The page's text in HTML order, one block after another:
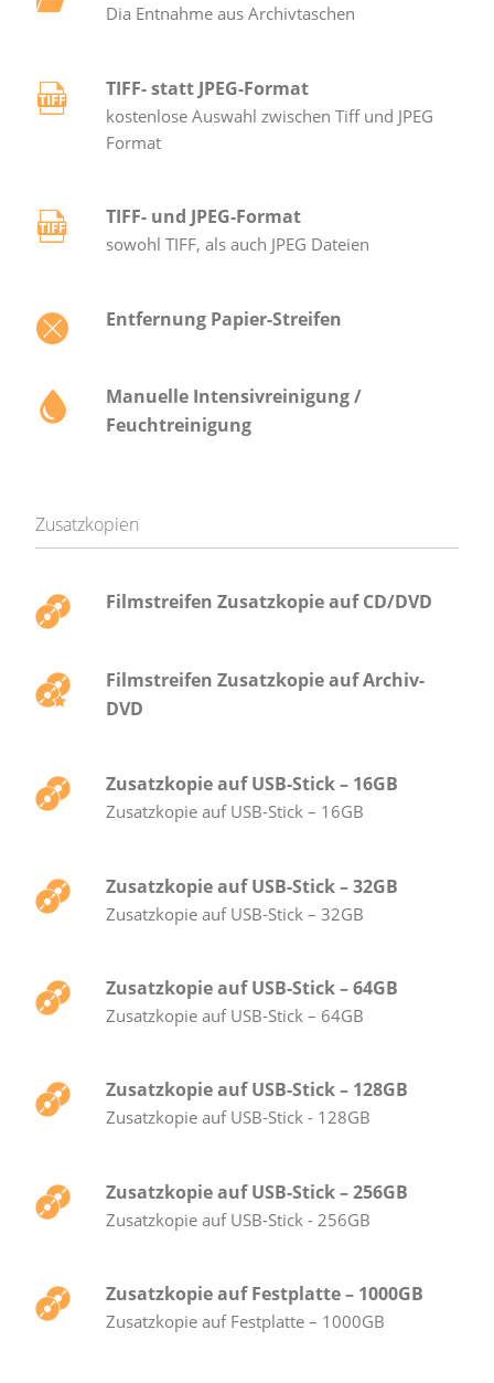
Dia Entnahme aus Archivtaschen
TIFF- statt JPEG-Format
kostenlose Auswahl zwischen Tiff und JPEG
Format
TIFF- und JPEG-Format
sowohl TIFF, als auch JPEG Dateien
Entfernung Papier-Streifen
Manuelle Intensivreinigung /
Feuchtreinigung
Zusatzkopien
Filmstreifen Zusatzkopie auf CD/DVD
Filmstreifen Zusatzkopie auf Archiv-
DVD
Zusatzkopie auf USB-Stick – 16GB
Zusatzkopie auf USB-Stick – 16GB
Zusatzkopie auf USB-Stick – 32GB
Zusatzkopie auf USB-Stick – 32GB
Zusatzkopie auf USB-Stick – 64GB
Zusatzkopie auf USB-Stick – 64GB
Zusatzkopie auf USB-Stick – 128GB
Zusatzkopie auf USB-Stick - 128GB
Zusatzkopie auf USB-Stick – 256GB
Zusatzkopie auf USB-Stick - 256GB
Zusatzkopie auf Festplatte – 1000GB
Zusatzkopie auf Festplatte – 1000GB